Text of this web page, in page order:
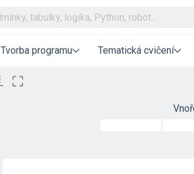
Tvorba programu Tematická cvičení